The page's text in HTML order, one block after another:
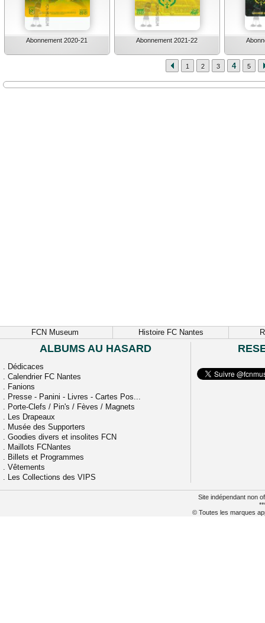
Abonnement 2020-21 Abonnement 2021-22
1 2 3 4 5
FCN Museum Histoire FC Nantes
ALBUMS AU HASARD
. Dédicaces
. Calendrier FC Nantes
. Fanions
. Presse - Panini - Livres - Cartes Pos...
. Porte-Clefs / Pin's / Fèves / Magnets
. Les Drapeaux
. Musée des Supporters
. Goodies divers et insolites FCN
. Maillots FCNantes
. Billets et Programmes
. Vêtements
. Les Collections des VIPS
Site indépendant non
© Toutes les marques